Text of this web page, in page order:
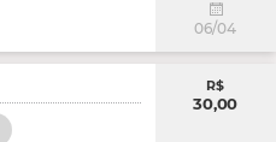
06/04
R$
30,00